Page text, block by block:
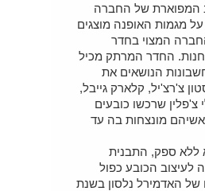
המפוארת של החברה
מגמות האופנה מוצגים
המצוי בחדר
החדר המרתק מכיל
הנושאים את
צ'רצ'יל, קלארק גייבל,
צ'פלין שרכשו כובעים
מונצחות בה עד
ללא ספק, התבנית
לעיצוב הכובע כפול
של האדמירל נלסון בשנת